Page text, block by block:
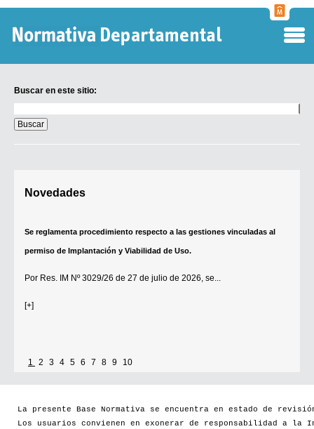
Buscar en este sitio:
en
este
sitio:
Novedades
Se reglamenta procedimiento respecto a las gestiones vinculadas al
permiso de Implantación y Viabilidad de Uso.
Por Res. IM Nº 3029/26 de 27 de julio de 2026, se...
[+]
1 2 3 4 5 6 7 8 9 10
La presente Base Normativa se encuentra en estado de
Los usuarios convienen en exonerar de responsabilidad a la